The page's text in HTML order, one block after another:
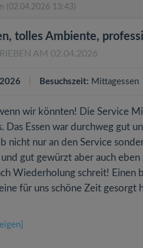
(02.04.2026 13:43)
tolles Ambiente,
AM 02.04.2026
Besuchszeit: Mittagessen
wir könnten! Die Service
Das Essen war durchweg gut
nicht nur an den Service
gut gewürzt aber auch
Wiederholung schreit! Einen
für uns schöne Zeit gesorgt